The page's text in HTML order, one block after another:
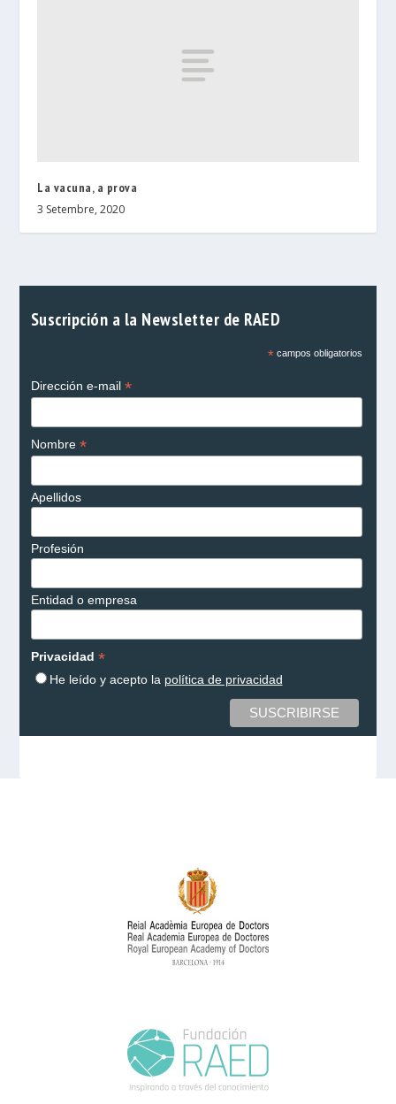
La vacuna, a prova
3 Setembre, 2020
Suscripción a la Newsletter de RAED
*campos obligatorios
Dirección e-mail *
Nombre *
Apellidos
Profesión
Entidad o empresa
Privacidad *
He leído y acepto la política de privacidad